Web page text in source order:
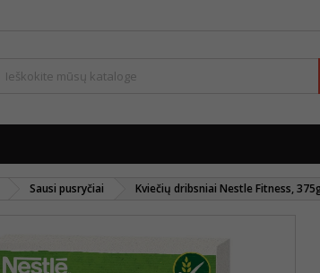
Sausi pusryčiai Kviečių dribsniai Nestle Fitness,